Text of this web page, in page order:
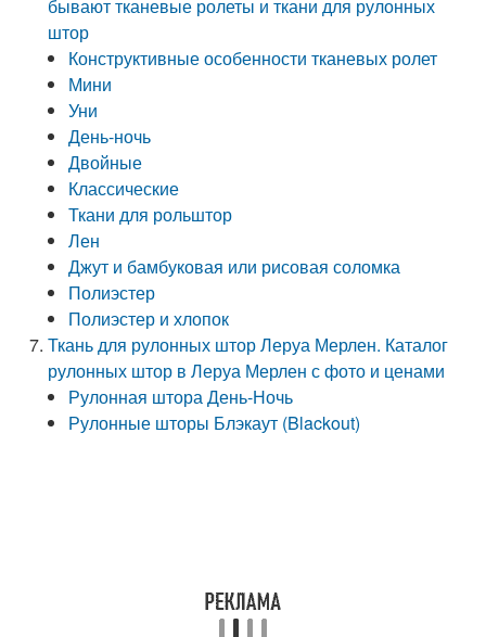
бывают тканевые ролеты и ткани для рулонных
штор
Конструктивные особенности тканевых ролет
Мини
Уни
День-ночь
Двойные
Классические
Ткани для рольштор
Лен
Джут и бамбуковая или рисовая соломка
Полиэстер
Полиэстер и хлопок
Ткань для рулонных штор Леруа Мерлен. Каталог
рулонных штор в Леруа Мерлен с фото и ценами
Рулонная штора День-Ночь
Рулонные шторы Блэкаут (Blackout)